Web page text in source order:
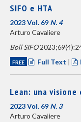
SIFO e HTA
2023 Vol. 69 N. 4
Arturo Cavaliere
Boll SIFO
FREE Full Text |
Lean: una
2023 Vol. 69 N. 3
Arturo Cavaliere